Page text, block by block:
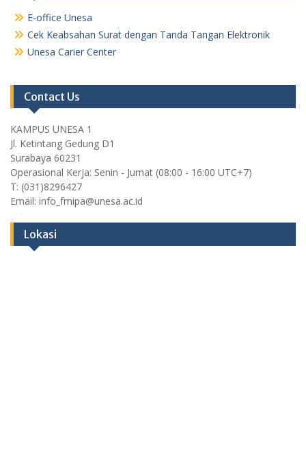
E-office Unesa
Cek Keabsahan Surat dengan Tanda Tangan Elektronik
Unesa Carier Center
Contact Us
KAMPUS UNESA 1
Jl. Ketintang Gedung D1
Surabaya 60231
Operasional Kerja: Senin - Jumat (08:00 - 16:00 UTC+7)
T: (031)8296427
Email: info_fmipa@unesa.ac.id
Lokasi